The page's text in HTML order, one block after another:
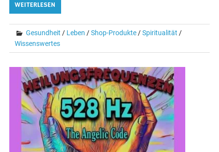
WEITERLESEN
Gesundheit / Leben /Shop-Produkte/Spiritualität /
Wissenswertes